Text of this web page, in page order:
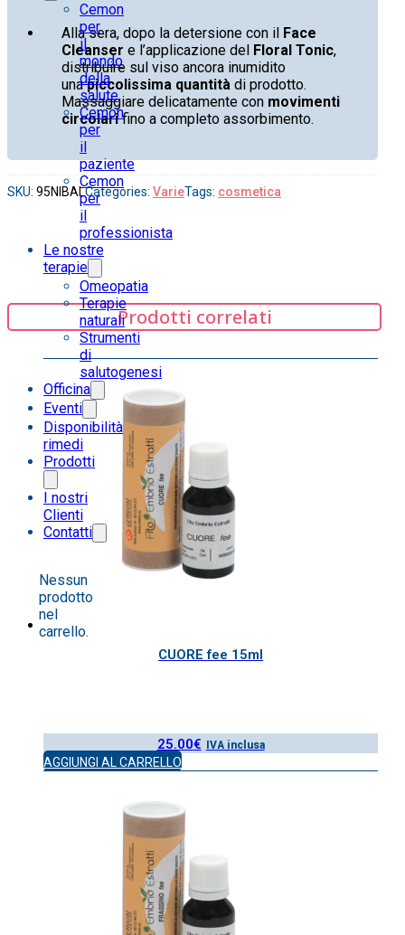
Cemon
per
il
mondo
della
salute
Cemon
per
il
paziente
Cemon
per
il
professionista
Le nostre
terapie
Omeopatia
Terapie
naturali
Strumenti
di
salutogenesi
Officina
Eventi
Disponibilità
rimedi
Prodotti
I nostri
Clienti
Contatti
Nessun
prodotto
nel
carrello.
Alla sera, dopo la detersione con il Face
Cleanser e l’applicazione del Floral Tonic,
distribuire sul viso ancora inumidito
unapiccolissima quantità di prodotto.
Massaggiare delicatamente con movimenti
circolarifino a completo assorbimento.
SKU: 95NIBALCategories: VarieTags: cosmetica
Prodotti correlati
CUORE fee 15ml
25.00€ IVA inclusa
AGGIUNGI AL CARRELLO